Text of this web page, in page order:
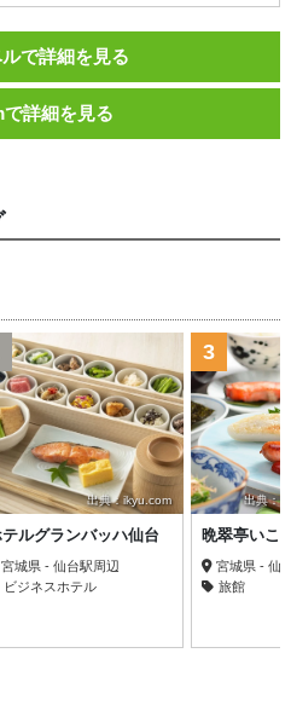
で詳細を見る
詳細を見る
出典：ikyu.com
ルグランバッハ仙台
宮城県 - 仙台駅周辺
ビジネスホテル
出典：
3
晩翠亭いこ
宮城県 - 仙
旅館